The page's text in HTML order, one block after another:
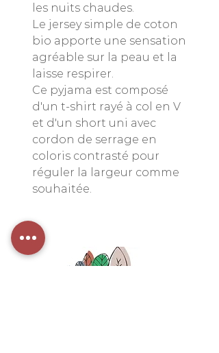
les nuits chaudes.
Le jersey simple de coton
bio apporte une sensation
agréable sur la peau et la
laisse respirer.
Ce pyjama est composé
d'un t-shirt rayé à col en V
et d'un short uni avec
cordon de serrage en
coloris contrasté pour
réguler la largeur comme
souhaitée.